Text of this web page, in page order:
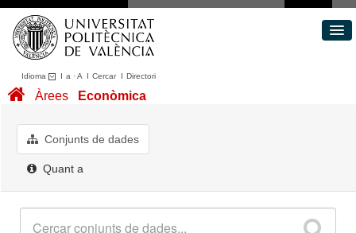
Idioma I a ·A I CercarI Directori
Conjunts de dades
Quant a
Àrees Econòmica
Conjunts de dades
Quant a